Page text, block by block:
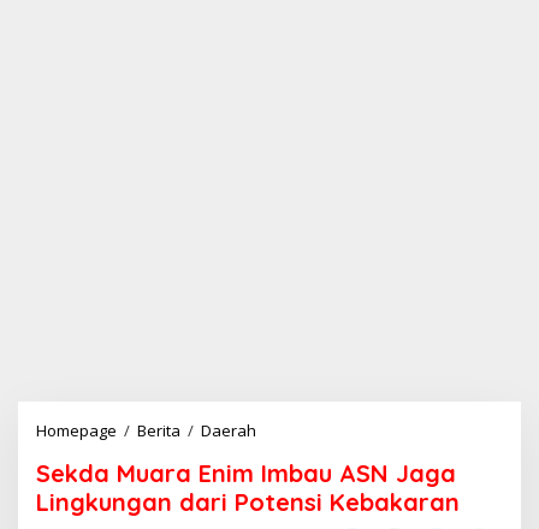
Homepage / Berita / Daerah
k
d
a
Sekda Muara Enim Imbau ASN Jaga
Lingkungan dari Potensi Kebakaran